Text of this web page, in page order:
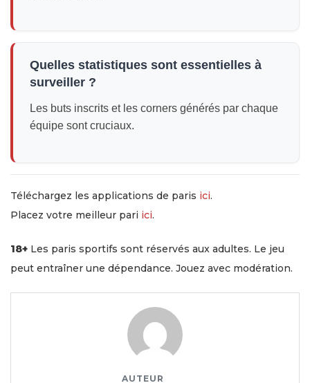
Quelles statistiques sont essentielles à
surveiller ?
Les buts inscrits et les corners générés par chaque
équipe sont cruciaux.
Téléchargez les applications de paris ici.
Placez votre meilleur pari ici.
18+ Les paris sportifs sont réservés aux adultes. Le jeu
peut entraîner une dépendance. Jouez avec modération.
AUTEUR